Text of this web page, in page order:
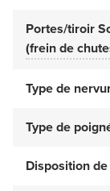
Portes/tiroir
(frein de
Type de
Type de
Disposition